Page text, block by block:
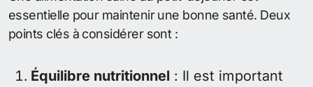
essentielle pour maintenir une bonne santé. Deux
points clés à considérer sont :
Équilibre nutritionnel : Il est important